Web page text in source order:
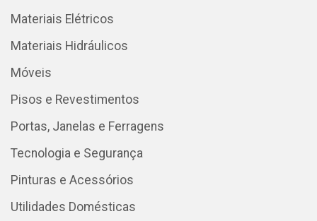
Materiais Elétricos
Materiais Hidráulicos
Móveis
Pisos e Revestimentos
Portas, Janelas e Ferragens
Tecnologia e Segurança
Pinturas e Acessórios
Utilidades Domésticas